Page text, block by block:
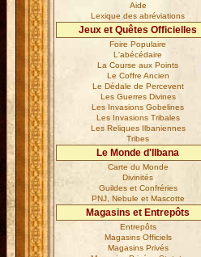
Aide
Lexique des abréviations
Jeux et Quêtes Officielles
Foire Populaire
L'abécédaire
La Course aux Points
Le Coffre Ancien
Le Dédale de Percevent
Les Guerres Divines
Les Invasions Gobelines
Les Invasions Tribales
Les Reliques Ilbaniennes
Tribes
Le Monde d'Ilbana
Carte du Monde
Divinités
Guildes et Confréries
PNJ, Nebule et Mascotte
Magasins et Entrepôts
Entrepôts
Magasins Officiels
Magasins Privés